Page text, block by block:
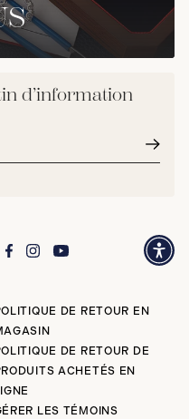
d’information
DE RETOUR EN
DE RETOUR DE
ACHETÉS EN
LES TÉMOINS